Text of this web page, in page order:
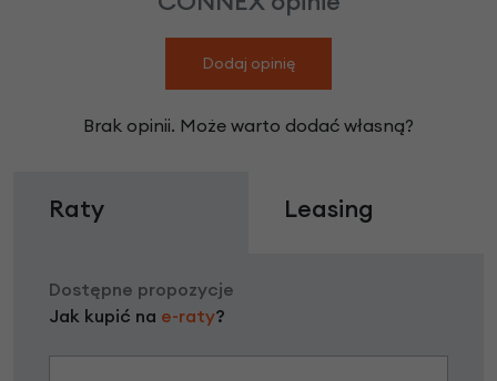
Dodaj opinię
Brak opinii. Może warto dodać własną?
Raty Leasing
Dostępne propozycje
Jak kupić na e-raty?